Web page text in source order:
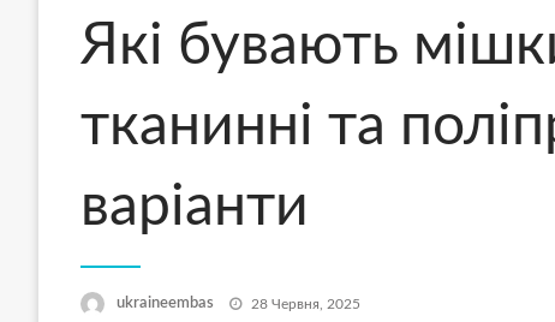
Які бувають
тканинні та
варіанти
ukraineembas Опубліковано
28 Червня, 2025